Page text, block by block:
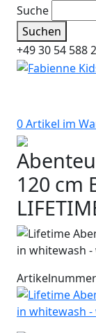
Suche
Suchen
+49 30 54 588
0 Artikel im
120 cm